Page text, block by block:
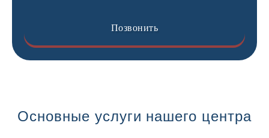
Позвонить
Основные услуги нашего центра